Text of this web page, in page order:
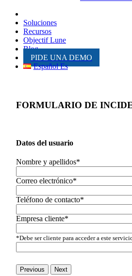
Soluciones
Recursos
Objectif Lune
Blog
PIDE UNA DEMO
Español Es
FORMULARIO DE
Datos del usuario
Nombre y apellidos*
Correo electrónico*
Teléfono de contacto*
Empresa cliente*
*Debe ser cliente para acceder a este
Previous Next